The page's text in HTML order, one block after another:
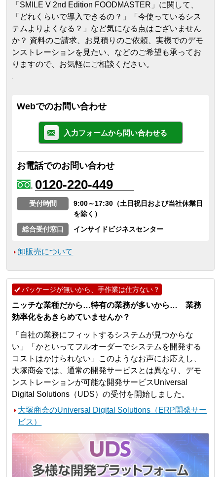
「SMILE V 2nd Edition FOODMASTER」に関して、
「どれくらいで導入できるの？」「今使っているシス
テムよりよくなる？」など気になる点はございません
か？ 資料のご請求、お見積りのご依頼、実機でのデモ
ンストレーションを見たい、などのご希望も承ってお
りますので、お気軽にご相談ください。
Webでのお問い合わせ
入力フォームから問い合わせる
お電話でのお問い合わせ
0120-220-449
受付時間
9:00～17:30（土日祝日および当社休業日
を除く）
総合受付窓口
インサイドビジネスセンター
卸販売について
パッケージが無いから、手作業は仕方ない？
ニッチな業種だから…特有の業務が多いから… 業務
効率化をあきらめていませんか？
「自社の業務にフィットするシステムが見つからな
い」「かといってフルオーダーでシステムを開発する
コストはかけられない」このようなお声にお応えし、
大塚商会では、通常の開発サービスとは異なり、デモ
ンストレーションが可能な開発サービスUniversal
Digital Solutions（UDS）の受付を開始しました。
大塚商会のUniversal Digital Solutions（ERP開発サー
ビス）